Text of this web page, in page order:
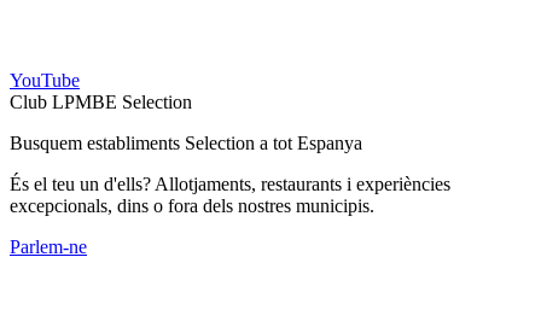
YouTube
Club LPMBE Selection
Busquem establiments Selection a tot Espanya
És el teu un d'ells? Allotjaments, restaurants i experiències
excepcionals, dins o fora dels nostres municipis.
Parlem-ne